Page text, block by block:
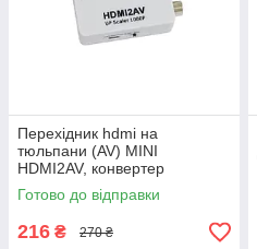
Перехідник hdmi на
тюльпани (AV) MINI
HDMI2AV, конвертер
відеосигналу hdmi в av |
переходник hdmi RCA
Готово до відправки
216 ₴ 270 ₴